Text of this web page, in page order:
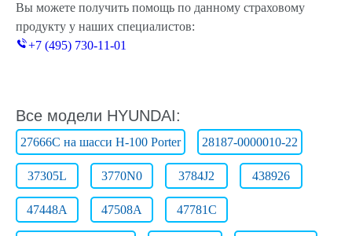
Вы можете получить помощь по данному страховому
продукту у наших специалистов:
+7 (495) 730-11-01
Все модели HYUNDAI:
27666C на шасси H-100 Porter 28187-0000010-22
37305L 3770N0 3784J2 438926
47448A 47508A 47781C